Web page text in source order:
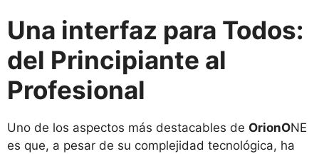
Una interfaz para Todos:
del Principiante al
Profesional
Uno de los aspectos más destacables de OrionONE
es que, a pesar de su complejidad tecnológica, ha